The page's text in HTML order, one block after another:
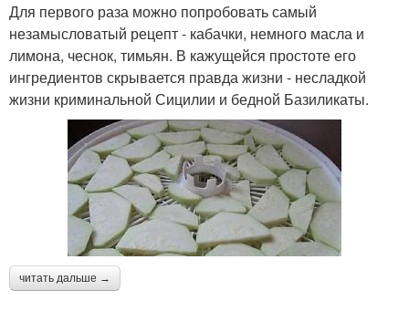
Для первого раза можно попробовать самый
незамысловатый рецепт - кабачки, немного масла и
лимона, чеснок, тимьян. В кажущейся простоте его
ингредиентов скрывается правда жизни - несладкой
жизни криминальной Сицилии и бедной Базиликаты.
читать дальше →